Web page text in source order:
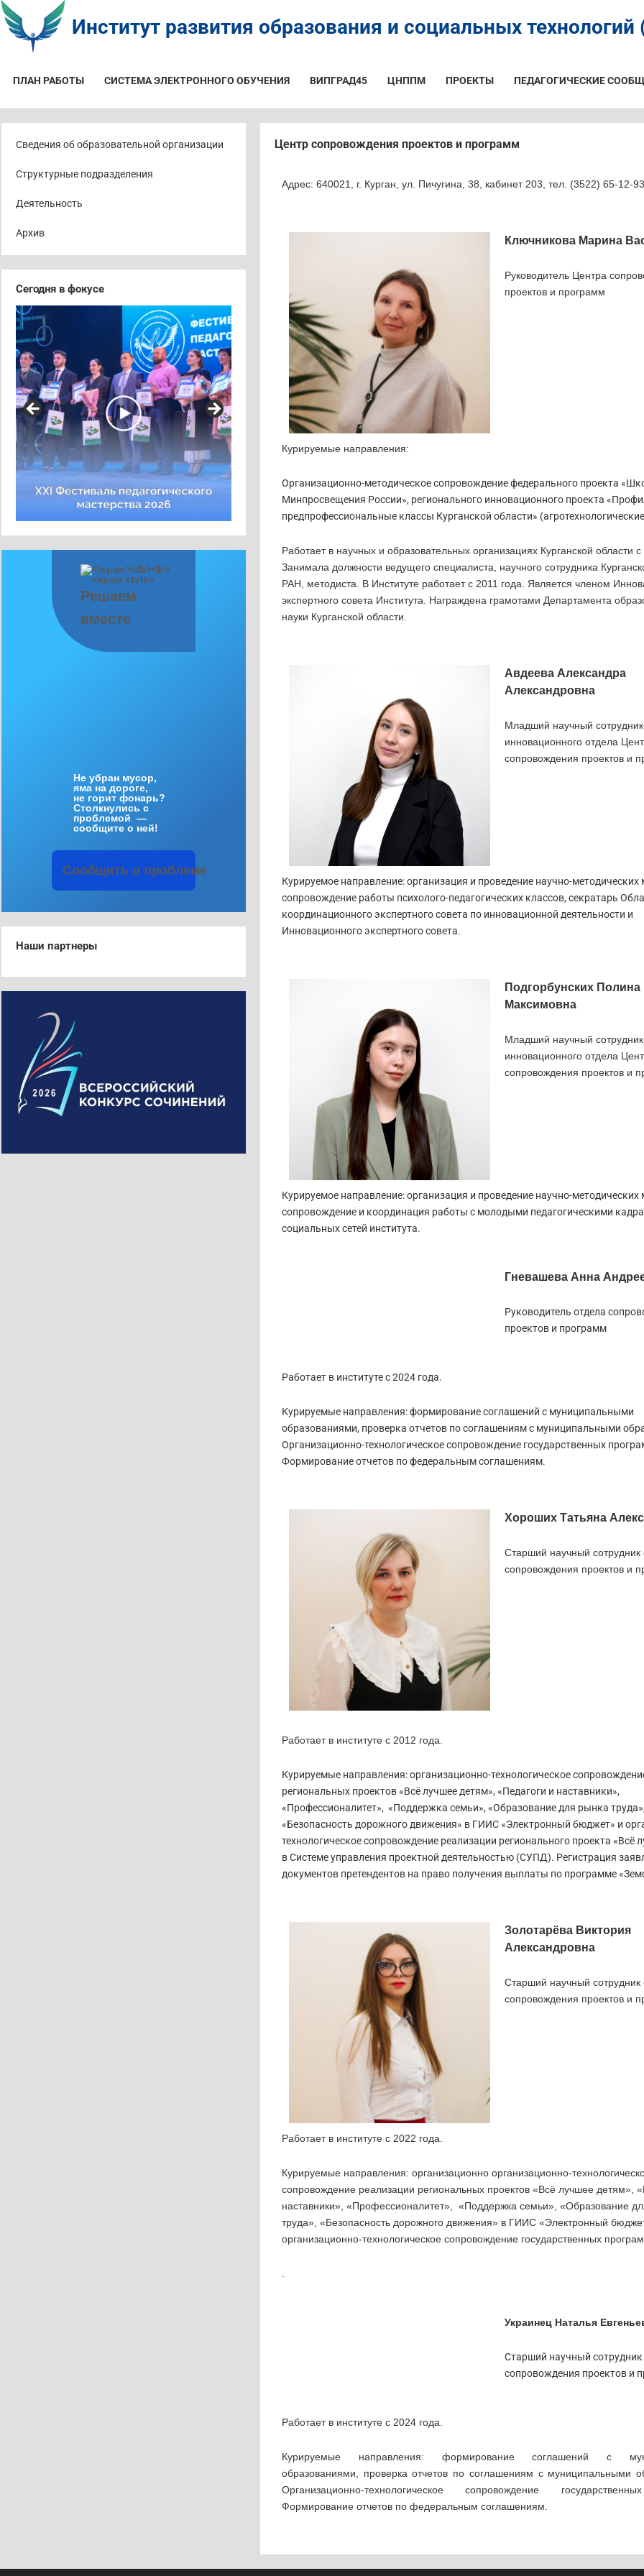
Институт развития образования и социальных технологий
ПЛАН РАБОТЫ СИСТЕМА ЭЛЕКТРОННОГО ОБУЧЕНИЯ ВИПГРАД45 ЦНППМ ПРОЕКТЫ ПЕДАГОГИЧЕСКИЕ
Сведения об образовательной организации
Структурные подразделения
Деятельность
Архив
Сегодня в фокусе
Решаем
вместе
Не убран мусор,
яма на дороге,
не горит фонарь?
Столкнулись с
проблемой —
сообщите о ней!
Сообщить о проблеме
Наши партнеры
Центр сопровождения проектов и программ
Адрес: 640021, г. Курган, ул. Пичугина, 38, кабинет 203, тел. (3522) 65-12-93
Ключникова Марина
Руководитель Центра
проектов и программ
Курируемые направления:
Организационно-методическое сопровождение федерального проекта
Минпросвещения России», регионального инновационного проекта
предпрофессиональные классы Курганской области»
Работает в научных и образовательных организациях Курганской области с
Занимала должности ведущего специалиста, научного сотрудника
РАН, методиста. В Институте работает с 2011 года. Является членом
экспертного совета Института. Награждена грамотами Департамента
науки Курганской области.
Авдеева Александра
Александровна
Младший научный
инновационного отдела
сопровождения проектов и
Курируемое направление: организация и проведение научно-методических
сопровождение работы психолого-педагогических классов, секратарь
координационного экспертного совета по инновационной деятельности и
Инновационного экспертного совета.
Подгорбунских Полина
Максимовна
Младший научный
инновационного отдела
сопровождения проектов и
Курируемое направление: организация и проведение научно-методических
сопровождение и координация работы с молодыми педагогическими
социальных сетей института.
Гневашева Анна
Руководитель отдела
проектов и программ
Работает в институте с 2024 года.
Курируемые направления: формирование соглашений с муниципальными
образованиями, проверка отчетов по соглашениям с муниципальными
Организационно-технологическое сопровождение государственных
Формирование отчетов по федеральным соглашениям.
Хороших Татьяна
Старший научный сотрудник
сопровождения проектов и
Работает в институте с 2012 года.
Курируемые направления: организационно-технологическое
региональных проектов «Всё лучшее детям», «Педагоги и наставники»,
«Профессионалитет», «Поддержка семьи», «Образование для рынка труда»,
«Безопасность дорожного движения» в ГИИС «Электронный бюджет» и
технологическое сопровождение реализации регионального проекта «Всё
в Системе управления проектной деятельностью (СУПД). Регистрация
документов претендентов на право получения выплаты по программе
Золотарёва Виктория
Александровна
Старший научный сотрудник
сопровождения проектов и
Работает в институте с 2022 года.
Курируемые направления: организационно организационно-
сопровождение реализации региональных проектов «Всё лучшее детям»,
наставники», «Профессионалитет», «Поддержка семьи», «Образование
труда», «Безопасность дорожного движения» в ГИИС «Электронный
организационно-технологическое сопровождение государственных
Украинец Наталья
Старший научный сотрудник
сопровождения проектов и
Работает в институте с 2024 года.
Курируемые направления: формирование соглашений с
образованиями, проверка отчетов по соглашениям с муниципальными
Организационно-технологическое сопровождение
Формирование отчетов по федеральным соглашениям.